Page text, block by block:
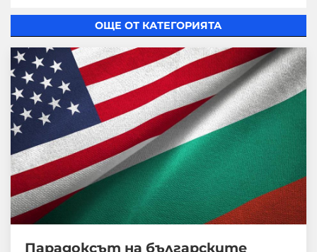
ОЩЕ ОТ КАТЕГОРИЯТА
Парадоксът на българските